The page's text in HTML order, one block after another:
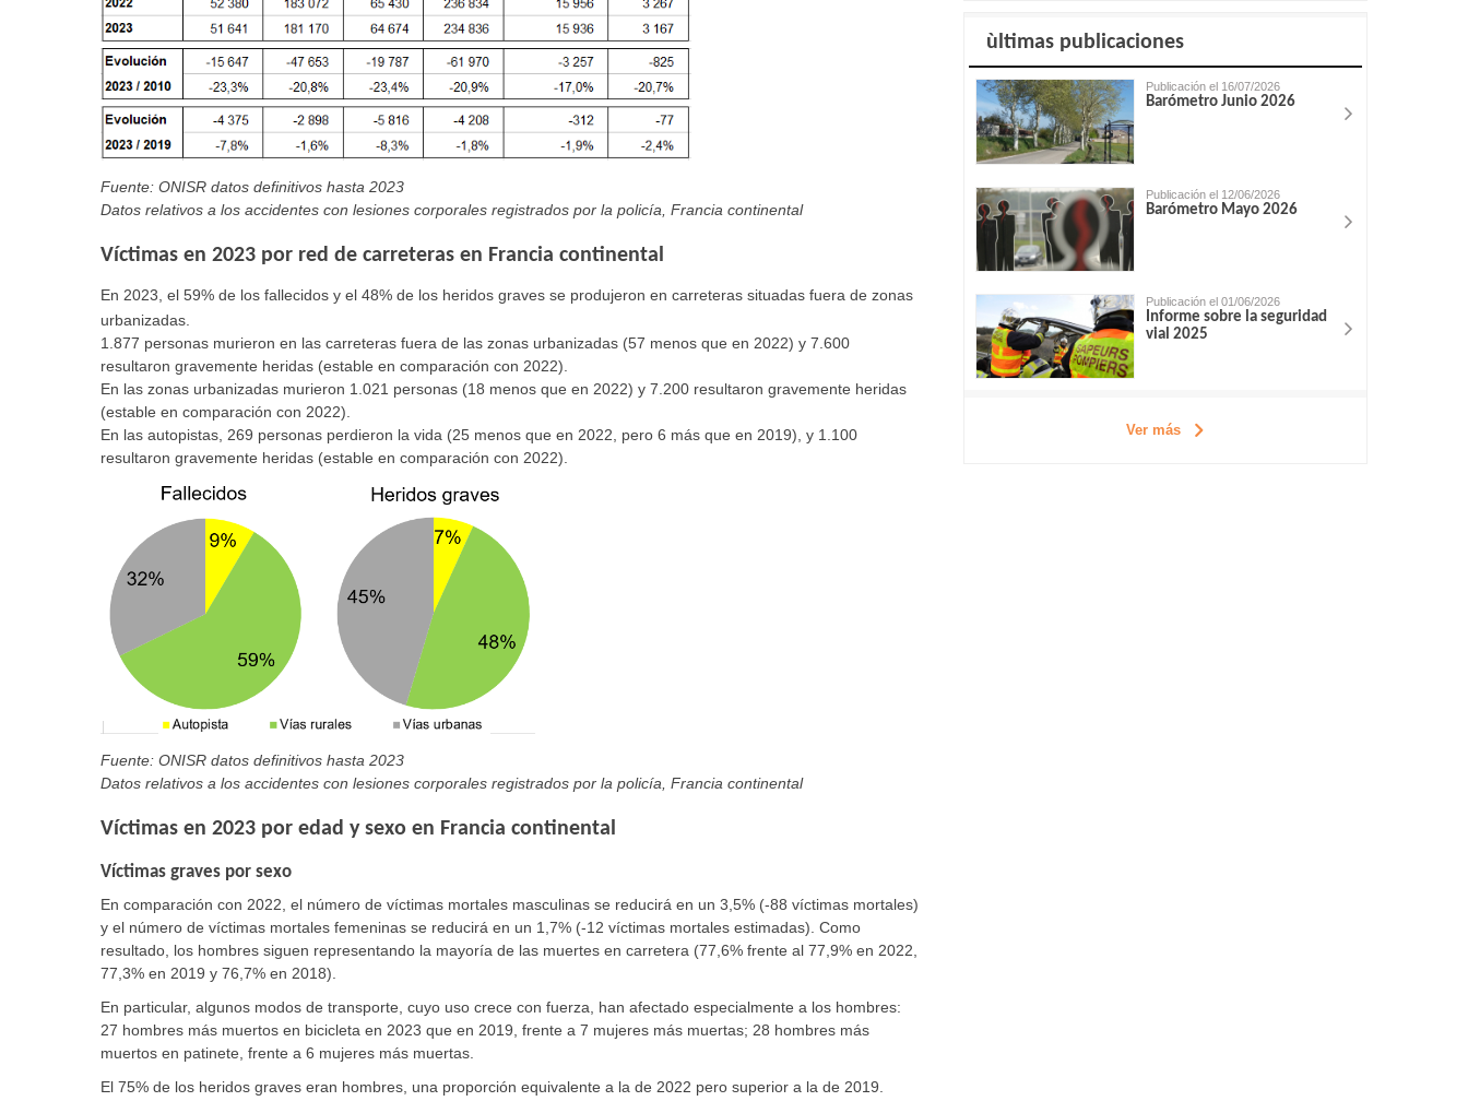
Fuente: ONISR datos definitivos hasta 2023
Datos relativos a los accidentes con lesiones corporales registrados por la policía, Francia continental
Víctimas en 2023 por red de carreteras en Francia continental
En 2023, el 59% de los fallecidos y el 48% de los heridos graves se produjeron en carreteras situadas fuera de zonas
urbanizadas.
1.877 personas murieron en las carreteras fuera de las zonas urbanizadas (57 menos que en 2022) y 7.600
resultaron gravemente heridas (estable en comparación con 2022).
En las zonas urbanizadas murieron 1.021 personas (18 menos que en 2022) y 7.200 resultaron gravemente heridas
(estable en comparación con 2022).
En las autopistas, 269 personas perdieron la vida (25 menos que en 2022, pero 6 más que en 2019), y 1.100
resultaron gravemente heridas (estable en comparación con 2022).
Fuente: ONISR datos definitivos hasta 2023
Datos relativos a los accidentes con lesiones corporales registrados por la policía, Francia continental
Víctimas en 2023 por edad y sexo en Francia continental
Víctimas graves por sexo
En comparación con 2022, el número de víctimas mortales masculinas se reducirá en un 3,5% (-88 víctimas mortales)
y el número de víctimas mortales femeninas se reducirá en un 1,7% (-12 víctimas mortales estimadas). Como
resultado, los hombres siguen representando la mayoría de las muertes en carretera (77,6% frente al 77,9% en 2022,
77,3% en 2019 y 76,7% en 2018).
En particular, algunos modos de transporte, cuyo uso crece con fuerza, han afectado especialmente a los hombres:
27 hombres más muertos en bicicleta en 2023 que en 2019, frente a 7 mujeres más muertas; 28 hombres más
muertos en patinete, frente a 6 mujeres más muertas.
El 75% de los heridos graves eran hombres, una proporción equivalente a la de 2022 pero superior a la de 2019.
ùltimas publicaciones
Publicación el 16/07/2026
Barómetro Junio 2026
Publicación el 12/06/2026
Barómetro Mayo 2026
Publicación el 01/06/2026
Informe sobre la seguridad
vial 2025
Ver más